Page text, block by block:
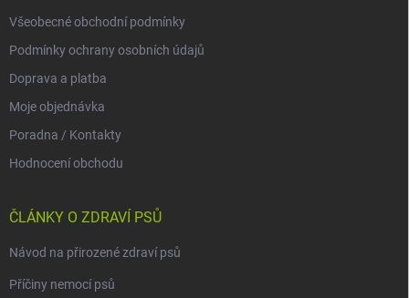
Všeobecné obchodní podmínky
Podmínky ochrany osobních údajů
Doprava a platba
Moje objednávka
Poradna / Kontakty
Hodnocení obchodu
ČLÁNKY O ZDRAVÍ PSŮ
Návod na přirozené zdraví psů
Příčiny nemocí psů